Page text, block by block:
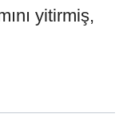
yitirmiş,